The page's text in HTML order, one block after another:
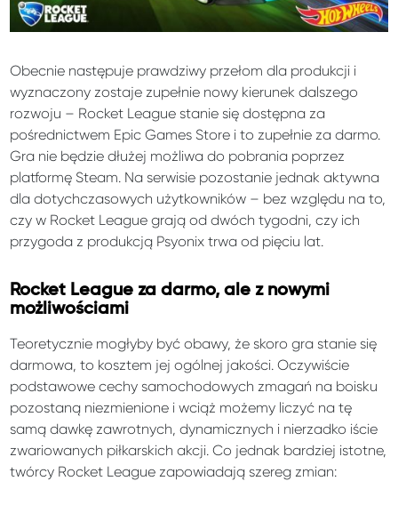
Obecnie następuje prawdziwy przełom dla produkcji i
wyznaczony zostaje zupełnie nowy kierunek dalszego
rozwoju – Rocket League stanie się dostępna za
pośrednictwem Epic Games Store i to zupełnie za darmo.
Gra nie będzie dłużej możliwa do pobrania poprzez
platformę Steam. Na serwisie pozostanie jednak aktywna
dla dotychczasowych użytkowników – bez względu na to,
czy w Rocket League grają od dwóch tygodni, czy ich
przygoda z produkcją Psyonix trwa od pięciu lat.
Rocket League za darmo, ale z nowymi
możliwościami
Teoretycznie mogłyby być obawy, że skoro gra stanie się
darmowa, to kosztem jej ogólnej jakości. Oczywiście
podstawowe cechy samochodowych zmagań na boisku
pozostaną niezmienione i wciąż możemy liczyć na tę
samą dawkę zawrotnych, dynamicznych i nierzadko iście
zwariowanych piłkarskich akcji. Co jednak bardziej istotne,
twórcy Rocket League zapowiadają szereg zmian: